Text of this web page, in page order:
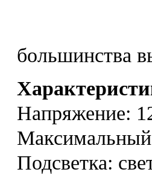
большинства
Напряжение:
Подсветка: